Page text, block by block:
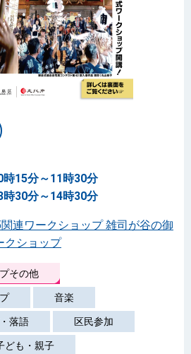
分～11時30分
30分～14時30分
連ワークショップ 雑司が谷の御
クショップ
その他
音楽
落語 区民参加
ども・親子